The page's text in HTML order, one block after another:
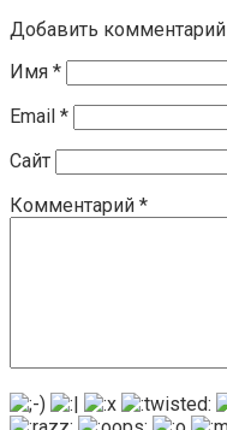
Добавить комментарий
Имя *
Email *
Сайт
Комментарий *